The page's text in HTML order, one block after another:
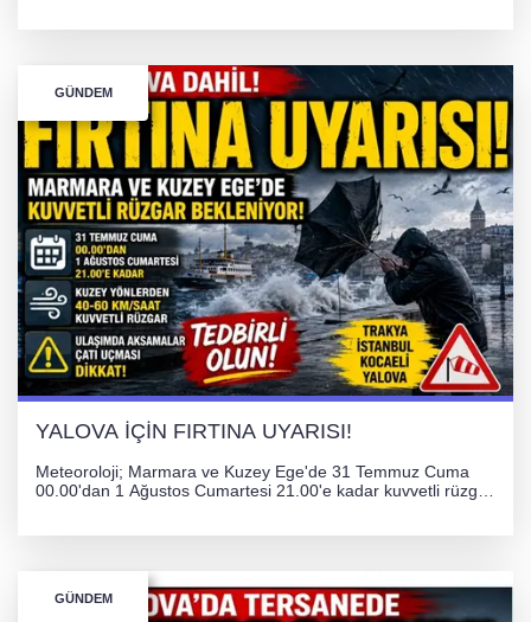
GÜNDEM
YALOVA İÇİN FIRTINA UYARISI!
Meteoroloji; Marmara ve Kuzey Ege'de 31 Temmuz Cuma
00.00'dan 1 Ağustos Cumartesi 21.00'e kadar kuvvetli rüzgar
GÜNDEM